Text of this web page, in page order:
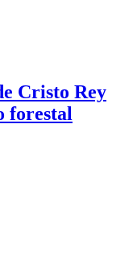
Cristo Rey
forestal